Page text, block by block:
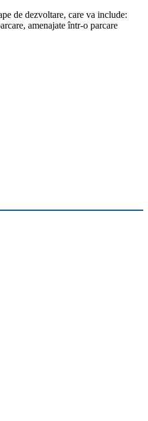
de dezvoltare, care va include:
amenajate într-o parcare